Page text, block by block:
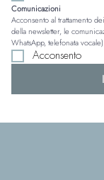
Comunicazioni
Acconsento al trattamento
della newsletter, le
WhatsApp, telefonata vocale)
Acconsento